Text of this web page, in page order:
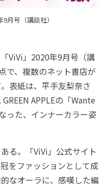
月号（講談社）
ViVi」2020年9月号（講
で、複数のネット書店が
表紙は、平手友梨奈さ
APPLEの「Wante
った、インナーカラー姿
る。「ViVi」公式サイト
をファッションとして成
なオーラに、感嘆した編